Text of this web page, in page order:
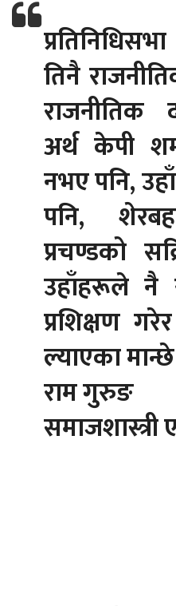
तिनै
राजनीतिक
अर्थ केपी
नभए पनि,
पनि,
प्रचण्डको
उहाँहरूले नै
प्रशिक्षण
ल्याएका
राम गुरुङ